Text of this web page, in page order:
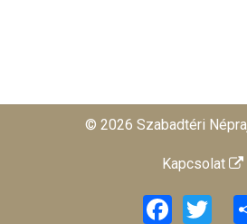
© 2026 Szabadtéri
Kapcsolat